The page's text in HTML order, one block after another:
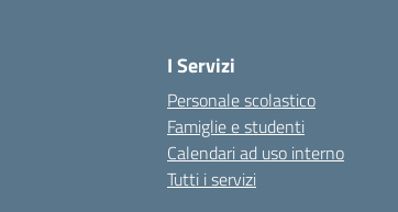
I Servizi
Personale scolastico
Famiglie e studenti
Calendari ad uso interno
Tutti i servizi